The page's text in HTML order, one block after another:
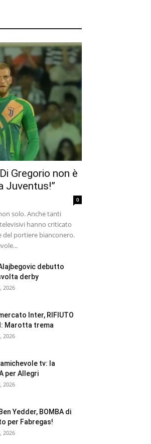
Gregorio non è
Juventus!”
0
solo. Anche tanti
hanno criticato
del portiere bianconero.
debutto
derby
2026
Inter, RIFIUTO
Marotta trema
2026
tv: la
per Allegri
2026
Yedder, BOMBA di
per Fabregas!
2026